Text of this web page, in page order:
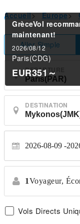
Accueil> Europe>
Aller Simple
DEPARTURE
DESTINATION
2026-08-09
1Voyageur,
Vols Directs
GrèceVol
maintenant!
2026/08/12
Paris(CDG)
EUR351～